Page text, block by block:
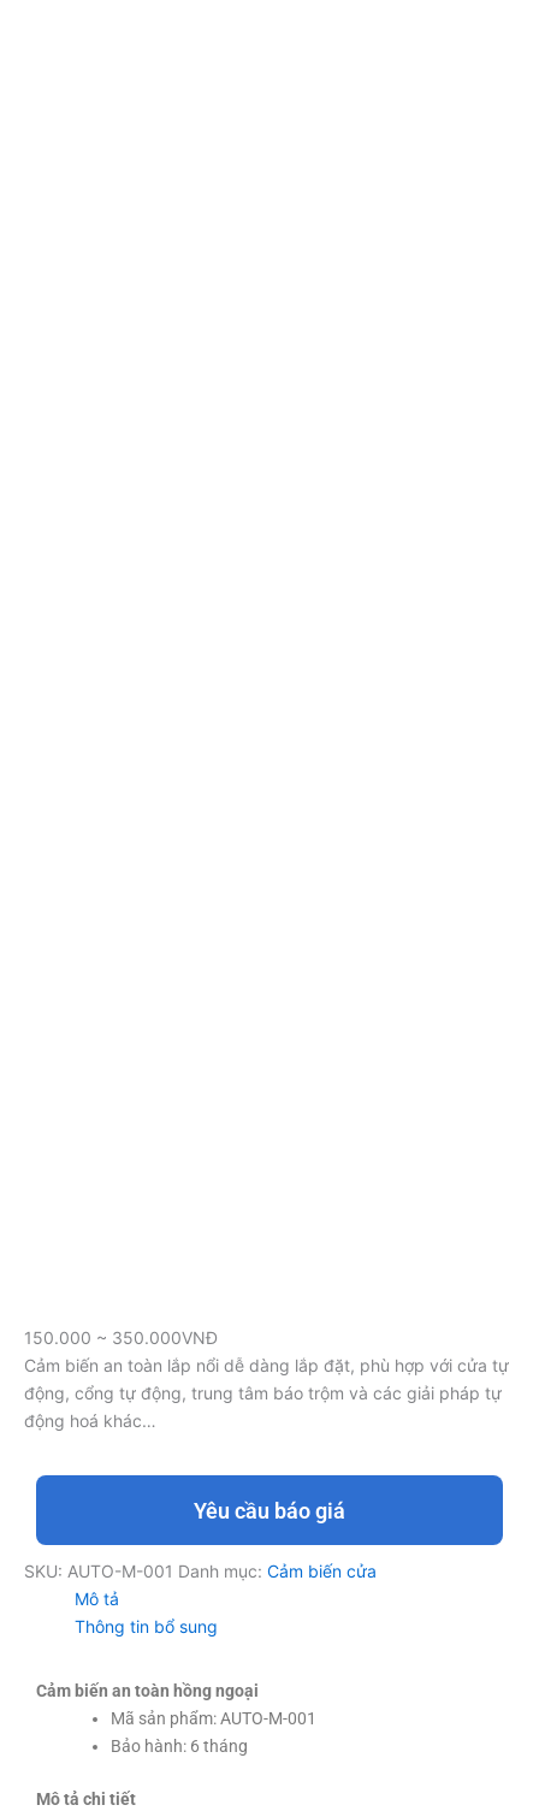
150.000 ~ 350.000VNĐ
Cảm biến an toàn lắp nổi dễ dàng lắp đặt, phù hợp với cửa tự
động, cổng tự động, trung tâm báo trộm và các giải pháp tự
động hoá khác…
Yêu cầu báo giá
SKU: AUTO-M-001 Danh mục: Cảm biến cửa
Mô tả
Thông tin bổ sung
Cảm biến an toàn hồng ngoại
Mã sản phẩm: AUTO-M-001
Bảo hành: 6 tháng
Mô tả chi tiết